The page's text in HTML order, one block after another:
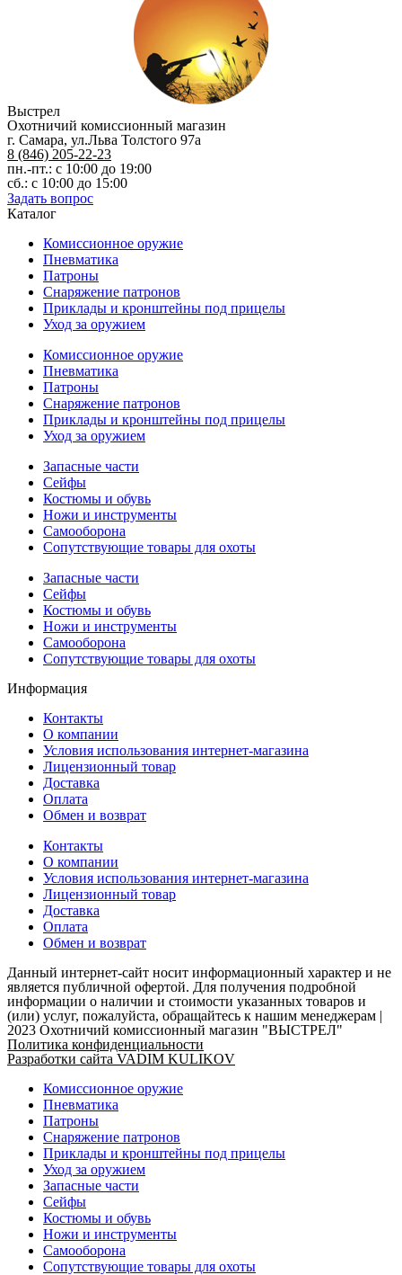
Выстрел
Охотничий комиссионный магазин
г. Самара, ул.Льва Толстого 97а
8 (846) 205-22-23
пн.-пт.: с 10:00 до 19:00
сб.: с 10:00 до 15:00
Задать вопрос
Каталог
Комиссионное оружие
Пневматика
Патроны
Снаряжение патронов
Приклады и кронштейны под прицелы
Уход за оружием
Комиссионное оружие
Пневматика
Патроны
Снаряжение патронов
Приклады и кронштейны под прицелы
Уход за оружием
Запасные части
Сейфы
Костюмы и обувь
Ножи и инструменты
Самооборона
Сопутствующие товары для охоты
Запасные части
Сейфы
Костюмы и обувь
Ножи и инструменты
Самооборона
Сопутствующие товары для охоты
Информация
Контакты
О компании
Условия использования интернет-магазина
Лицензионный товар
Доставка
Оплата
Обмен и возврат
Контакты
О компании
Условия использования интернет-магазина
Лицензионный товар
Доставка
Оплата
Обмен и возврат
Данный интернет-сайт носит информационный характер и не
является публичной офертой. Для получения подробной
информации о наличии и стоимости указанных товаров и
(или) услуг, пожалуйста, обращайтесь к нашим менеджерам |
2023 Охотничий комиссионный магазин "ВЫСТРЕЛ"
Политика конфиденциальности
Разработки сайта VADIM KULIKOV
Комиссионное оружие
Пневматика
Патроны
Снаряжение патронов
Приклады и кронштейны под прицелы
Уход за оружием
Запасные части
Сейфы
Костюмы и обувь
Ножи и инструменты
Самооборона
Сопутствующие товары для охоты